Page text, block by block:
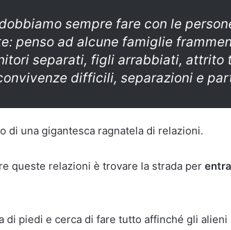
sempre fare con le
penso ad alcune famiglie
separati, figli arrabbiati, attrito
difficili, separazioni e
di una gigantesca ragnatela di relazioni.
queste relazioni è trovare la strada per
di piedi e cerca di fare tutto affinché gli alieni